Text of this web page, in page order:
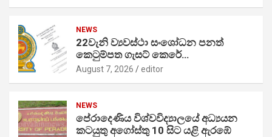
NEWS
22වැනි ව්‍යවස්ථා සංශෝධන පනත්
කෙටුම්පත ගැසට් කෙරේ…
August 7, 2026 editor
NEWS
පේරාදෙණිය විශ්වවිද්‍යාලයේ අධ්‍යයන
කටයුතු අගෝස්තු 10 සිට යළි ඇරඹේ